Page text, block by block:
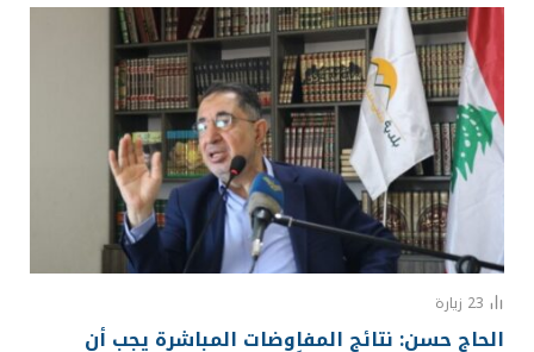
23 زيارة
الحاج حسن: نتائج المفاوضات المباشرة يجب أن